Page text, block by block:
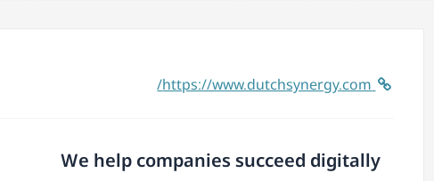
We help companies succeed digitally